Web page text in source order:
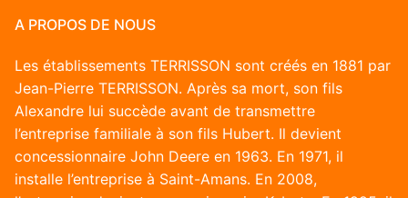
A PROPOS DE NOUS
Les établissements TERRISSON sont créés en 1881 par
Jean-Pierre TERRISSON. Après sa mort, son fils
Alexandre lui succède avant de transmettre
l’entreprise familiale à son fils Hubert. Il devient
concessionnaire John Deere en 1963. En 1971, il
installe l’entreprise à Saint-Amans. En 2008,